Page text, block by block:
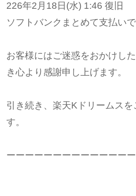
226年2月18日(水) 1:46 復旧
ソフトバンクまとめて支払い
お客様にはご迷惑をおかけし
き心より感謝申し上げます。
引き続き、楽天Kドリームス
す。
ーーーーーーーーーーーーー